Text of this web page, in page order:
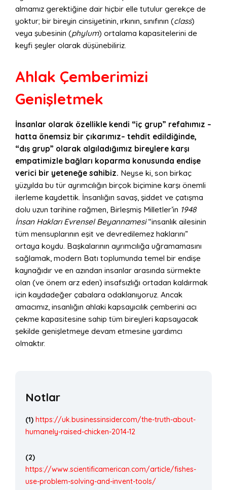
almamız gerektiğine dair hiçbir elle tutulur gerekçe de
yoktur; bir bireyin cinsiyetinin, ırkının, sınıfının (class)
veya şubesinin (phylum) ortalama kapasitelerini de
keyfi şeyler olarak düşünebiliriz.
Ahlak Çemberimizi
Genişletmek
İnsanlar olarak özellikle kendi “iç grup” refahımız –
hatta önemsiz bir çıkarımız– tehdit edildiğinde,
“dış grup” olarak algıladığımız bireylere karşı
empatimizle bağları koparma konusunda endişe
verici bir yeteneğe sahibiz. Neyse ki, son birkaç
yüzyılda bu tür ayrımcılığın birçok biçimine karşı önemli
ilerleme kaydettik. İnsanlığın savaş, şiddet ve çatışma
dolu uzun tarihine rağmen, Birleşmiş Milletler’in 1948
İnsan Hakları Evrensel Beyannamesi“insanlık ailesinin
tüm mensuplarının eşit ve devredilemez haklarını”
ortaya koydu. Başkalarının ayrımcılığa uğramamasını
sağlamak, modern Batı toplumunda temel bir endişe
kaynağıdır ve en azından insanlar arasında sürmekte
olan (ve önem arz eden) insafsızlığı ortadan kaldırmak
için kaydadeğer çabalara odaklanıyoruz. Ancak
amacımız, insanlığın ahlaki kapsayıcılık çemberini acı
çekme kapasitesine sahip tüm bireyleri kapsayacak
şekilde genişletmeye devam etmesine yardımcı
olmaktır.
Notlar
(1) https://uk.businessinsider.com/the-truth-about-
humanely-raised-chicken-2014-12
(2)
https://www.scientificamerican.com/article/fishes-
use-problem-solving-and-invent-tools/